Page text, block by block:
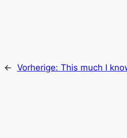
← Vorherige: This much I